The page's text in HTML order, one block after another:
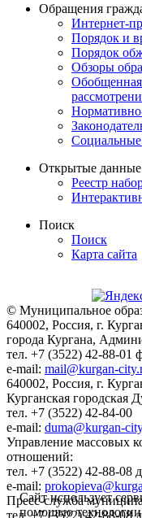
Обращения
Интернет-
Порядок и
Порядок
Обзоры
Обобщенная
Социальные
Открытые данные
Реестр
Поиск
Поиск
Карта сайта
© Муниципальное
640002, Россия, г.
города Кургана,
тел. +7 (3522) 42-88-01
e-mail: mail@kurgan-
640002, Россия, г.
Курганская городская
тел. +7 (3522) 42-84-00
e-mail: duma@kurgan-
Управление массовых
отношений:
тел. +7 (3522) 42-88-08
e-mail:
Пресс-служба
тел. +7 (3522) 42-88-08
Сайт использует
помощью технологии